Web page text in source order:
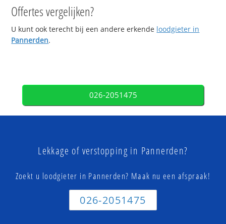
Offertes vergelijken?
U kunt ook terecht bij een andere erkende loodgieter in
Pannerden.
026-2051475
Lekkage of verstopping in Pannerden?
Zoekt u loodgieter in Pannerden? Maak nu een afspraak!
026-2051475